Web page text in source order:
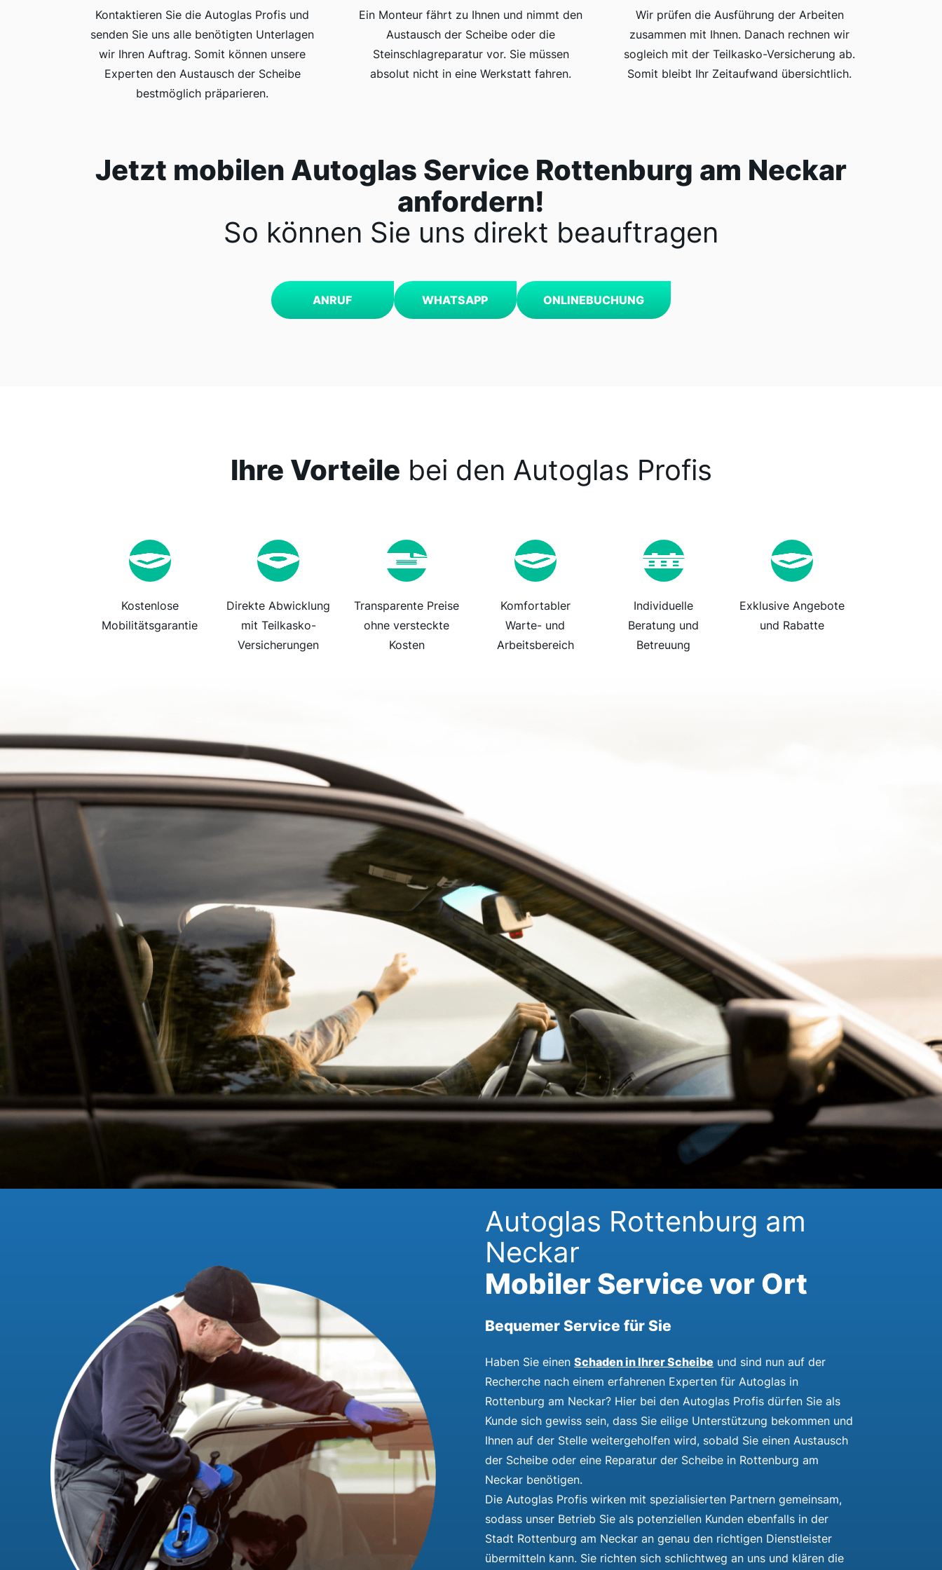
Kontaktieren Sie die Autoglas Profis und
senden Sie uns alle benötigten Unterlagen
wir Ihren Auftrag. Somit können unsere
Experten den Austausch der Scheibe
bestmöglich präparieren.
Ein Monteur fährt zu Ihnen und nimmt den
Austausch der Scheibe oder die
Steinschlagreparatur vor. Sie müssen
absolut nicht in eine Werkstatt fahren.
Wir prüfen die Ausführung der Arbeiten
zusammen mit Ihnen. Danach rechnen wir
sogleich mit der Teilkasko-Versicherung ab.
Somit bleibt Ihr Zeitaufwand übersichtlich.
Jetzt mobilen Autoglas Service Rottenburg am Neckar
anfordern!
So können Sie uns direkt beauftragen
ANRUF WHATSAPP ONLINEBUCHUNG
Ihre Vorteile bei den Autoglas Profis
Kostenlose
Mobilitätsgarantie
Direkte Abwicklung
mit Teilkasko-
Versicherungen
Transparente Preise
ohne versteckte
Kosten
Komfortabler
Warte- und
Arbeitsbereich
Individuelle
Beratung und
Betreuung
Exklusive Angebote
und Rabatte
Autoglas Rottenburg am
Neckar
Mobiler Service vor Ort
Bequemer Service für Sie
Haben Sie einen Schaden in Ihrer Scheibe und sind nun auf der
Recherche nach einem erfahrenen Experten für Autoglas in
Rottenburg am Neckar? Hier bei den Autoglas Profis dürfen Sie als
Kunde sich gewiss sein, dass Sie eilige Unterstützung bekommen und
Ihnen auf der Stelle weitergeholfen wird, sobald Sie einen Austausch
der Scheibe oder eine Reparatur der Scheibe in Rottenburg am
Neckar benötigen.
Die Autoglas Profis wirken mit spezialisierten Partnern gemeinsam,
sodass unser Betrieb Sie als potenziellen Kunden ebenfalls in der
Stadt Rottenburg am Neckar an genau den richtigen Dienstleister
übermitteln kann. Sie richten sich schlichtweg an uns und klären die